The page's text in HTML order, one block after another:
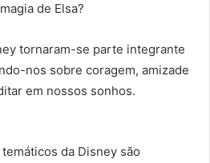
de Elsa?
tornaram-se parte integrante
nos sobre coragem, amizade
em nossos sonhos.
da Disney são